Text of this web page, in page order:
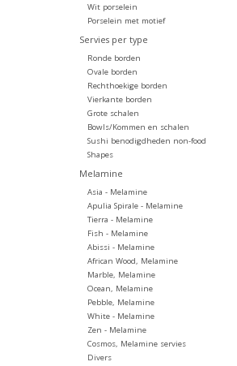
Wit porselein
Porselein met motief
Servies per type
Ronde borden
Ovale borden
Rechthoekige borden
Vierkante borden
Grote schalen
Bowls/Kommen en schalen
Sushi benodigdheden non-food
Shapes
Melamine
Asia - Melamine
Apulia Spirale - Melamine
Tierra - Melamine
Fish - Melamine
Abissi - Melamine
African Wood, Melamine
Marble, Melamine
Ocean, Melamine
Pebble, Melamine
White - Melamine
Zen - Melamine
Cosmos, Melamine servies
Divers